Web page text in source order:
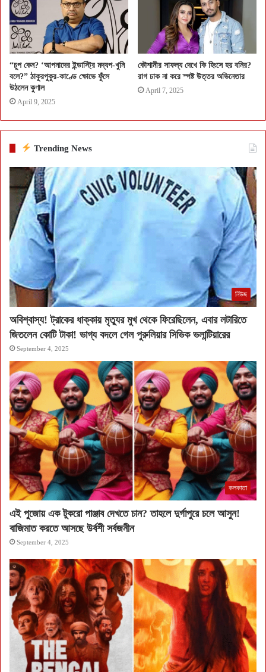
“চুপ কেন? ‘আপনাদের ইন্ডাস্ট্রি মদ্যপ-খুনি
বলে?” ঠাকুরপুকুর-কাণ্ডে ক্ষোভে ফুঁসে
উঠলেন কুণাল
April 9, 2025
কৌশানীর সাফল্য দেখে কি হিংসে হয় বনির?
রাগ ঢাক না করে স্পষ্ট উত্তর অভিনেতার
April 7, 2025
Trending News
নিউজ
অবিশ্বাস্য! ট্রাকের ধাক্কায় মৃত্যুর মুখ থেকে ফিরেছিলেন, এবার লটারিতে
জিতলেন কোটি টাকা! ভাগ্য বদলে গেল পুরুলিয়ার সিভিক ভলান্টিয়ারের
September 4, 2025
কলকাতা
এই পুজোয় এক টুকরো পাঞ্জাব দেখতে চান? তাহলে দুর্গাপুরে চলে আসুন!
বাজিমাত করতে আসছে উর্বশী সর্বজনীন
September 4, 2025